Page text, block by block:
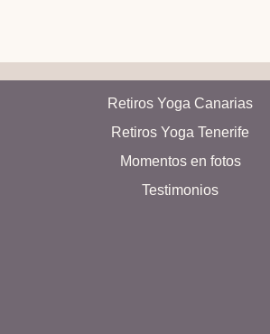
Retiros Yoga Canarias
Retiros Yoga Tenerife
Momentos en fotos
Testimonios